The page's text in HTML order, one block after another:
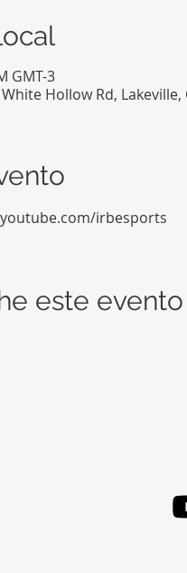
GMT-3
Hollow Rd, Lakeville,
irbesports
este evento